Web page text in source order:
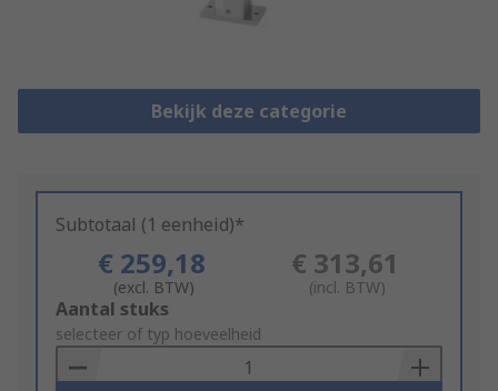
Bekijk deze categorie
Subtotaal (1 eenheid)*
€ 259,18
(excl. BTW)
€ 313,61
(incl. BTW)
Add
to
Basket
Aantal stuks
selecteer of typ hoeveelheid